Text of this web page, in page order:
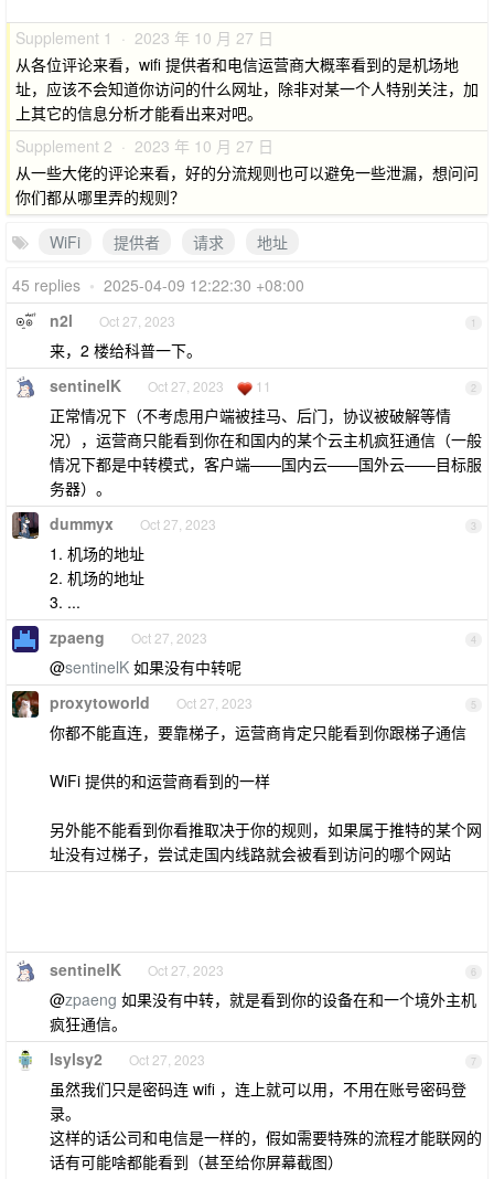
Supplement 1 · 2023 年 10 月 27 日
从各位评论来看，wifi 提供者和电信运营商大概率看到的是机场地
址，应该不会知道你访问的什么网址，除非对某一个人特别关注，加
上其它的信息分析才能看出来对吧。
Supplement 2 · 2023 年 10 月 27 日
从一些大佬的评论来看，好的分流规则也可以避免一些泄漏，想问问
你们都从哪里弄的规则？
WiFi 提供者 请求
地址
45 replies • 2025-04-09 12:22:30 +08:00
1
n2l Oct 27, 2023
来，2 楼给科普一下。
2
sentinelK Oct 27, 2023 11
正常情况下（不考虑用户端被挂马、后门，协议被破解等情
况），运营商只能看到你在和国内的某个云主机疯狂通信（一般
情况下都是中转模式，客户端——国内云——国外云——目标服
务器）。
3
dummyx Oct 27, 2023
1. 机场的地址
2. 机场的地址
3. ...
4
zpaeng Oct 27, 2023
@sentinelK 如果没有中转呢
5
proxytoworld Oct 27, 2023
你都不能直连，要靠梯子，运营商肯定只能看到你跟梯子通信
WiFi 提供的和运营商看到的一样
另外能不能看到你看推取决于你的规则，如果属于推特的某个网
址没有过梯子，尝试走国内线路就会被看到访问的哪个网站
6
sentinelK Oct 27, 2023
@zpaeng 如果没有中转，就是看到你的设备在和一个境外主机
疯狂通信。
7
lsylsy2 Oct 27, 2023
虽然我们只是密码连 wifi ，连上就可以用，不用在账号密码登
录。
这样的话公司和电信是一样的，假如需要特殊的流程才能联网的
话有可能啥都能看到（甚至给你屏幕截图）